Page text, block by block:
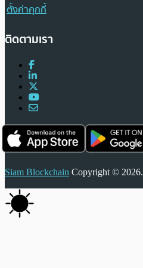
ตั้งค่าคุกกี้
ติดตามเรา
Siam Blockchain Copyright © 2026.